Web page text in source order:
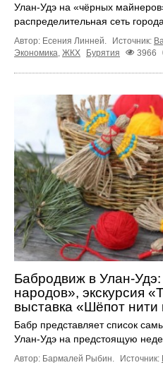
Улан-Удэ на «чёрных
распределительная сеть
Автор: Есения Линней. Источник:
Экономика ЖКХ Бурятия 3966
Бабродвиж в Улан-
народов», экскурсия
выставка «Шёпот нити
Бабр представляет список
Улан-Удэ на предстоящую
Автор: Бармалей Рыбин. Источник: